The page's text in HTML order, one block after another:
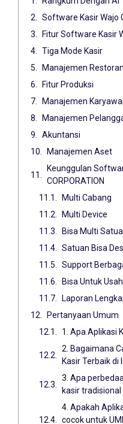
Software Kasir Wajo
Fitur Software Kasir
Tiga Mode Kasir
Manajemen Restoran
Fitur Produksi
Manajemen
Manajemen
Akuntansi
Manajemen Aset
Keunggulan
CORPORATION
Multi Cabang
Multi Device
Bisa Multi
Satuan Bisa
Support
Bisa Untuk
Laporan
Pertanyaan Umum
1. Apa Aplikasi
2. Bagaimana
Kasir Terbaik di
3. Apa
kasir
4. Apakah
cocok untuk